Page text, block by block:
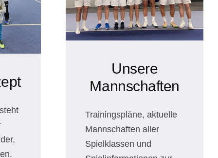
Unsere
Mannschaften
Trainingspläne, aktuelle
Mannschaften aller
Spielklassen und